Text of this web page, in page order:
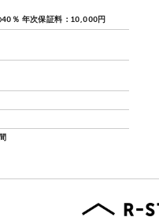
％ 年次保証料：10,000円